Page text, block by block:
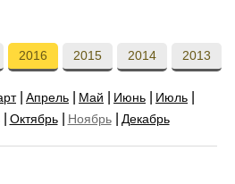
2016 2015 2014 2013
Апрель Май Июнь
Июль
Октябрь Ноябрь Декабрь